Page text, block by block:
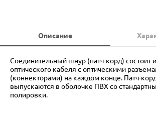
Описание
Соединительный шнур (патч-корд) состоит
оптического кабеля с оптическими
(коннекторами) на каждом конце. Патч-
выпускаются в оболочке ПВХ со
полировки.